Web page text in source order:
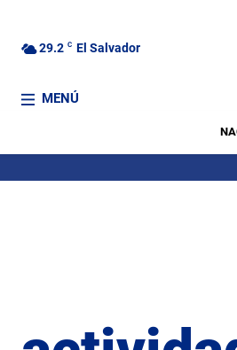
29.2 C El Salvador
MENÚ